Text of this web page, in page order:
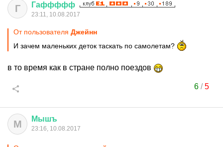
Г Гаффффф
23:11, 10.08.2017
От пользователя Джейнн
И зачем маленьких деток таскать по самолетам?
в то время как в стране полно поездов
6/5
М Мышъ
23:16, 10.08.2017